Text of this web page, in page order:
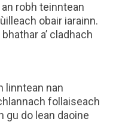
robh teinntean
obair iarainn.
a’ cladhach
linntean nan
follaiseach
gu do lean daoine